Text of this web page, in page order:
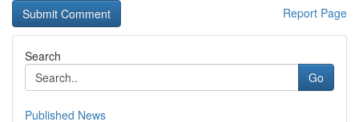
Report Page
Search
Go
Published News